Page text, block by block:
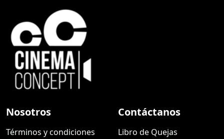
Nosotros
Términos y condiciones
Contáctanos
Libro de Quejas